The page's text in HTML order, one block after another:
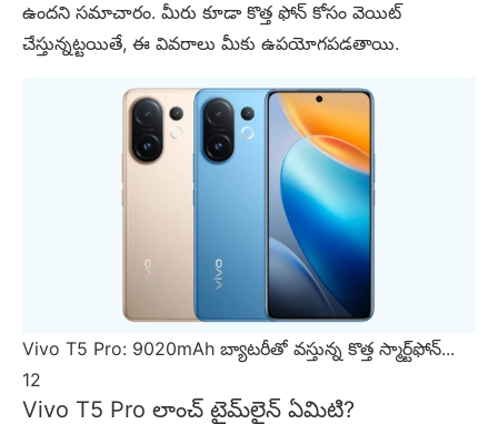
ఉందని సమాచారం. మీరు కూడా కొత్త ఫోన్ కోసం వెయిట్
చేస్తున్నట్టయితే, ఈ వివరాలు మీకు ఉపయోగపడతాయి.
Vivo T5 Pro: 9020mAh బ్యాటరీతో వస్తున్న కొత్త స్మార్ట్‌ఫోన్...
12
Vivo T5 Pro లాంచ్ టైమ్‌లైన్ ఏమిటి?